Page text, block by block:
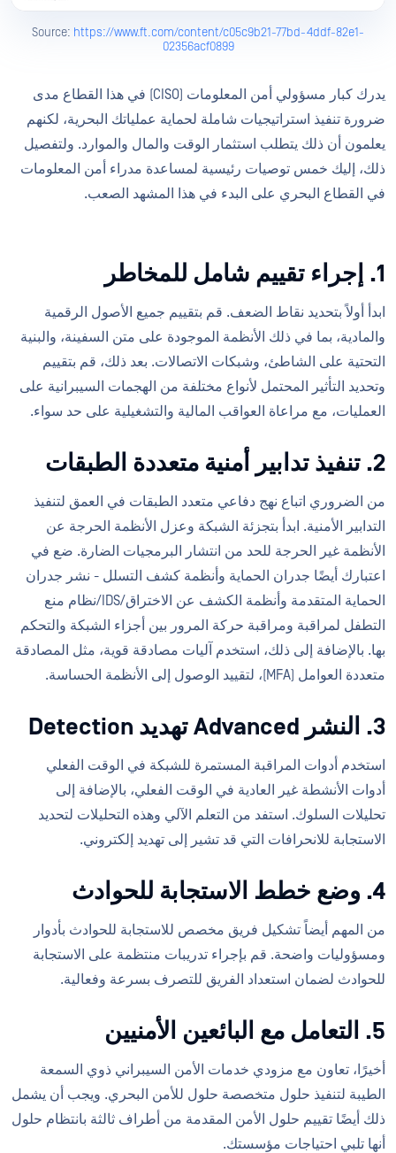
Source: https://www.ft.com/content/c05c9b21-77bd-4ddf-82e1-
02356acf0899
يدرك كبار مسؤولي أمن المعلومات (CISO) في هذا القطاع مدى
ضرورة تنفيذ استراتيجيات شاملة لحماية عملياتك البحرية، لكنهم
يعلمون أن ذلك يتطلب استثمار الوقت والمال والموارد. ولتفصيل
ذلك، إليك خمس توصيات رئيسية لمساعدة مدراء أمن المعلومات
في القطاع البحري على البدء في هذا المشهد الصعب.
1. إجراء تقييم شامل للمخاطر
ابدأ أولاً بتحديد نقاط الضعف. قم بتقييم جميع الأصول الرقمية
والمادية، بما في ذلك الأنظمة الموجودة على متن السفينة، والبنية
التحتية على الشاطئ، وشبكات الاتصالات. بعد ذلك، قم بتقييم
وتحديد التأثير المحتمل لأنواع مختلفة من الهجمات السيبرانية على
العمليات، مع مراعاة العواقب المالية والتشغيلية على حد سواء.
2. تنفيذ تدابير أمنية متعددة الطبقات
من الضروري اتباع نهج دفاعي متعدد الطبقات في العمق لتنفيذ
التدابير الأمنية. ابدأ بتجزئة الشبكة وعزل الأنظمة الحرجة عن
الأنظمة غير الحرجة للحد من انتشار البرمجيات الضارة. ضع في
اعتبارك أيضًا جدران الحماية وأنظمة كشف التسلل - نشر جدران
الحماية المتقدمة وأنظمة الكشف عن الاختراق/IDS/نظام منع
التطفل لمراقبة ومراقبة حركة المرور بين أجزاء الشبكة والتحكم
بها. بالإضافة إلى ذلك، استخدم آليات مصادقة قوية، مثل المصادقة
متعددة العوامل (MFA)، لتقييد الوصول إلى الأنظمة الحساسة.
3. النشر Advanced تهديد Detection
استخدم أدوات المراقبة المستمرة للشبكة في الوقت الفعلي
أدوات الأنشطة غير العادية في الوقت الفعلي، بالإضافة إلى
تحليلات السلوك. استفد من التعلم الآلي وهذه التحليلات لتحديد
الاستجابة للانحرافات التي قد تشير إلى تهديد إلكتروني.
4. وضع خطط الاستجابة للحوادث
من المهم أيضاً تشكيل فريق مخصص للاستجابة للحوادث بأدوار
ومسؤوليات واضحة. قم بإجراء تدريبات منتظمة على الاستجابة
للحوادث لضمان استعداد الفريق للتصرف بسرعة وفعالية.
5. التعامل مع البائعين الأمنيين
أخيرًا، تعاون مع مزودي خدمات الأمن السيبراني ذوي السمعة
الطيبة لتنفيذ حلول متخصصة حلول للأمن البحري. ويجب أن يشمل
ذلك أيضًا تقييم حلول الأمن المقدمة من أطراف ثالثة بانتظام حلول
أنها تلبي احتياجات مؤسستك.